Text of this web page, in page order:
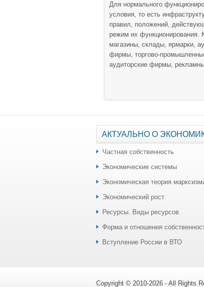
Для нормального
условия, то есть
правил, положений,
режим их функционирования.
магазины, склады, ярмарки,
фирмы, торгово-
аудиторские фирмы,
АКТУАЛЬНО О
Частная собственность
Экономические системы
Экономическая теория
Экономический рост
Ресурсы. Виды ресурсов
Форма и отношения
Вступление России в ВТО
Copyright © 2010-2026 - All Rights